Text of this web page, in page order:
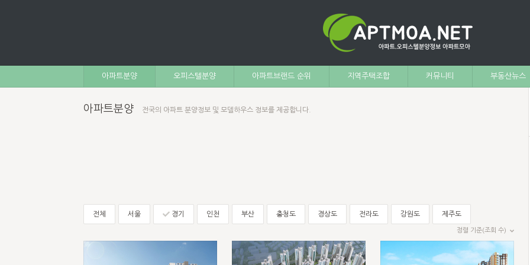
아파트분양 오피스텔분양 아파트브랜드 순위 지역주택조합 커뮤니티 부동산뉴스
아파트분양 전국의 아파트 분양정보 및 모델하우스 정보를 제공합니다.
전체 서울 경기 인천 부산 충청도 경상도 전라도 강원도 제주도
정렬 기준(조회 수)